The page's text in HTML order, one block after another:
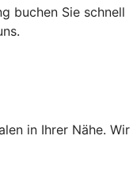
buchen Sie schnell
in Ihrer Nähe. Wir